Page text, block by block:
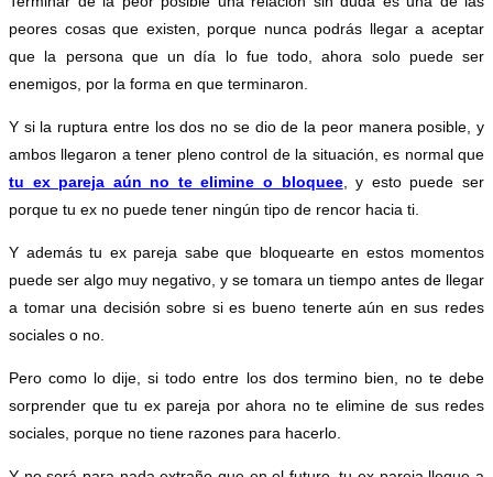
peores cosas que existen, porque nunca podrás llegar a aceptar
que la persona que un día lo fue todo, ahora solo puede ser
enemigos, por la forma en que terminaron.
Y si la ruptura entre los dos no se dio de la peor manera posible, y
ambos llegaron a tener pleno control de la situación, es normal que
tu ex pareja aún no te elimine o bloquee, y esto puede ser
porque tu ex no puede tener ningún tipo de rencor hacia ti.
Y además tu ex pareja sabe que bloquearte en estos momentos
puede ser algo muy negativo, y se tomara un tiempo antes de llegar
a tomar una decisión sobre si es bueno tenerte aún en sus redes
sociales o no.
Pero como lo dije, si todo entre los dos termino bien, no te debe
sorprender que tu ex pareja por ahora no te elimine de sus redes
sociales, porque no tiene razones para hacerlo.